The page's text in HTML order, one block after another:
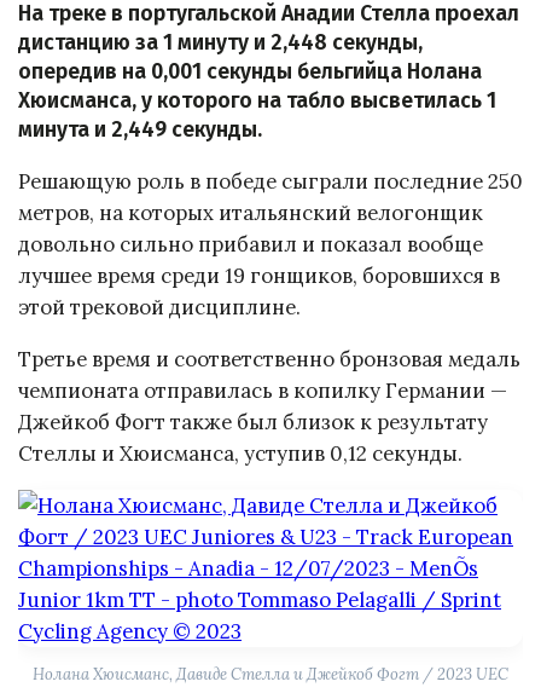
На треке в португальской Анадии Стелла проехал
дистанцию за 1 минуту и 2,448 секунды,
опередив на 0,001 секунды бельгийца Нолана
Хюисманса, у которого на табло высветилась 1
минута и 2,449 секунды.
Решающую роль в победе сыграли последние 250
метров, на которых итальянский велогонщик
довольно сильно прибавил и показал вообще
лучшее время среди 19 гонщиков, боровшихся в
этой трековой дисциплине.
Третье время и соответственно бронзовая медаль
чемпионата отправилась в копилку Германии —
Джейкоб Фогт также был близок к результату
Стеллы и Хюисманса, уступив 0,12 секунды.
Нолана Хюисманс, Давиде Стелла и Джейкоб Фогт / 2023 UEC